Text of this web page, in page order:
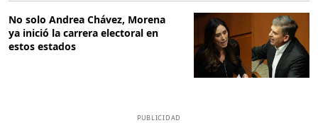
No solo Andrea Chávez, Morena
ya inició la carrera electoral en
estos estados
PUBLICIDAD